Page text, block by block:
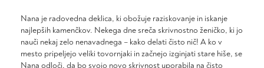
Nana je radovedna deklica, ki obožuje raziskovanje in iskanje
najlepših kamenčkov. Nekega dne sreča skrivnostno ženičko, ki jo
nauči nekaj zelo nenavadnega – kako delati čisto nič! A ko v
mesto pripeljejo veliki tovornjaki in začnejo izginjati stare hiše, se
Nana odloči, da bo svojo novo skrivnost uporabila na čisto